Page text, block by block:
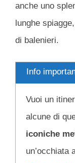
anche uno
lunghe
di balenieri.
Info
Vuoi un
alcune di
iconiche
un’occhiata